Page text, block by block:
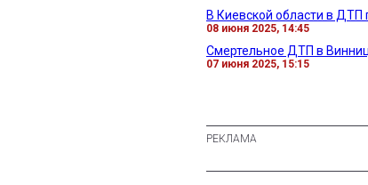
В Киевской области в ДТП
08 июня 2025, 14:45
Смертельное ДТП в
07 июня 2025, 15:15